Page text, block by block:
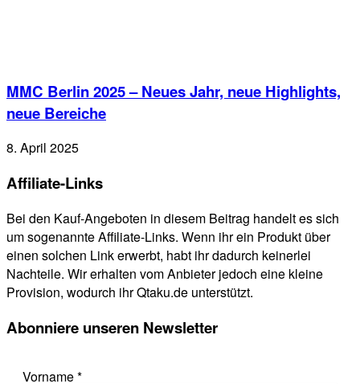
MMC Berlin 2025 – Neues Jahr, neue Highlights,
neue Bereiche
8. April 2025
Affiliate-Links
Bei den Kauf-Angeboten in diesem Beitrag handelt es sich
um sogenannte Affiliate-Links. Wenn ihr ein Produkt über
einen solchen Link erwerbt, habt ihr dadurch keinerlei
Nachteile. Wir erhalten vom Anbieter jedoch eine kleine
Provision, wodurch ihr Qtaku.de unterstützt.
Abonniere unseren Newsletter
Vorname*